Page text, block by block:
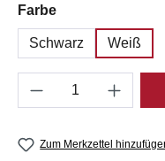
Farbeauswählen
Schwarz Weiß
Produkt
Zum Merkzettel